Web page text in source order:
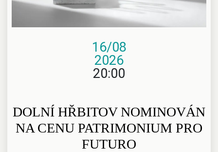
16/08
2026
20:00
DOLNÍ HŘBITOV NOMINOVÁN
NA CENU PATRIMONIUM PRO
FUTURO